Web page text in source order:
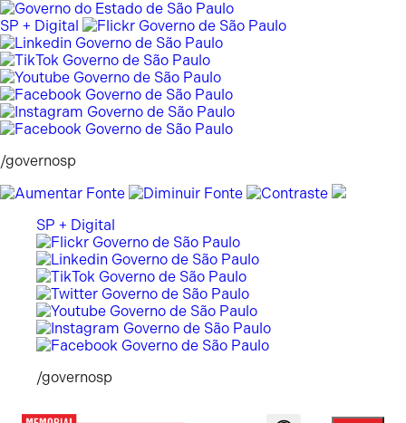
Pular
para
o
conteúdo
SP + Digital
/governosp
SP + Digital
/governosp